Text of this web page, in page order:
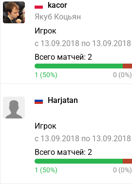
kacor
Якуб Коцьян
Игрок
c 13.09.2018 по 13.09.2018
Всего матчей: 2
1 (50%) 0 (0%)
Harjatan
Игрок
c 13.09.2018 по 13.09.2018
Всего матчей: 2
1 (50%) 0 (0%)